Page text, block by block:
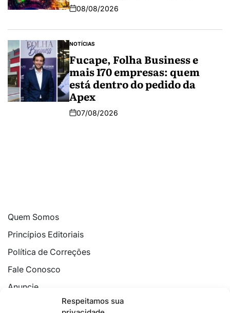
Respeitamos sua
08/08/2026
NOTÍCIAS
Fucape, Folha Business e
mais 170 empresas: quem
está dentro do pedido da
Apex
07/08/2026
Quem Somos
Princípios Editoriais
Política de Correções
Fale Conosco
Anuncie
Política de Cookies